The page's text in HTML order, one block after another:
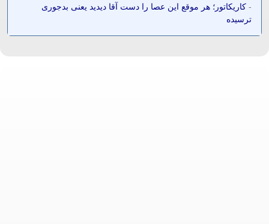
- کاریکاتور؛ هر موقع این عصا را دست آقا دیدید یعنی بدجوری
ترسیده